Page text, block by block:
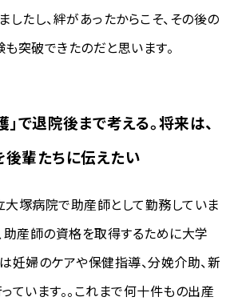
したし、絆があったからこそ、その後の
突破できたのだと思います。
」で退院後まで考える。将来は、
輩たちに伝えたい
塚病院で助産師として勤務していま
助産師の資格を取得するために大学
妊婦のケアや保健指導、分娩介助、新
ています。。これまで何十件もの出産